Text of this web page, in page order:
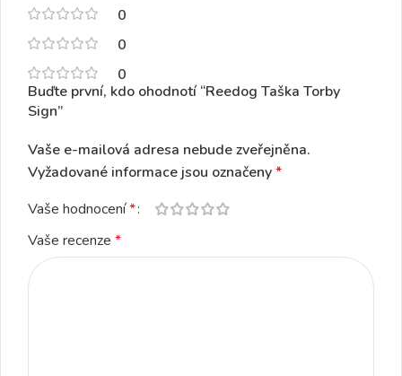
0
0
0
Buďte první, kdo ohodnotí “Reedog Taška Torby
Sign”
Vaše e-mailová adresa nebude zveřejněna.
Vyžadované informace jsou označeny*
Vaše hodnocení*
Vaše recenze *